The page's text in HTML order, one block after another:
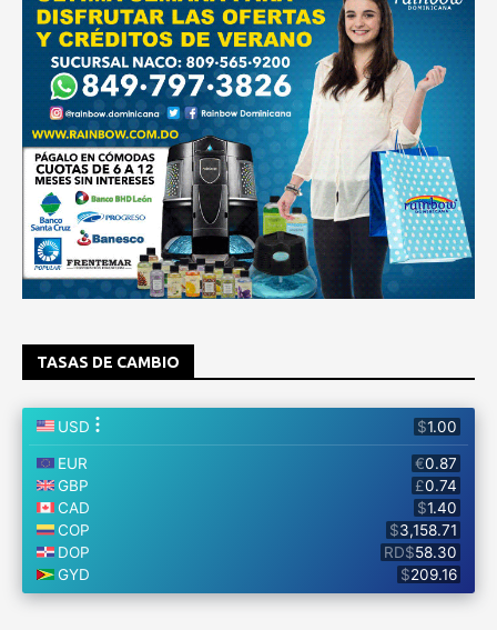
TASAS DE CAMBIO